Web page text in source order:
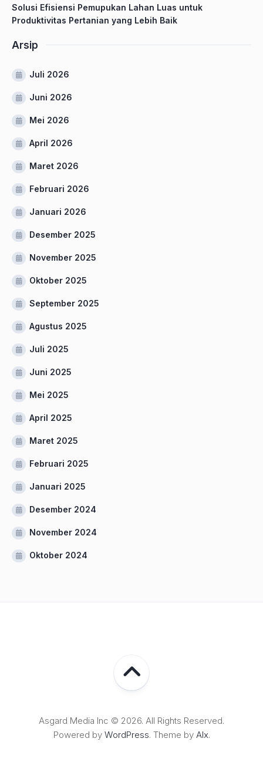
Solusi Efisiensi Pemupukan Lahan Luas untuk
Produktivitas Pertanian yang Lebih Baik
Arsip
Juli 2026
Juni 2026
Mei 2026
April 2026
Maret 2026
Februari 2026
Januari 2026
Desember 2025
November 2025
Oktober 2025
September 2025
Agustus 2025
Juli 2025
Juni 2025
Mei 2025
April 2025
Maret 2025
Februari 2025
Januari 2025
Desember 2024
November 2024
Oktober 2024
Asgard Media Inc © 2026. All Rights Reserved.
Powered by WordPress. Theme by Alx.